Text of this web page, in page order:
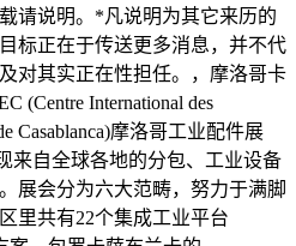
请说明。*凡说明为其它来历的
标正在于传送更多消息，并不代
对其实正在性担任。，摩洛哥卡
(Centre International des
Casablanca)摩洛哥工业配件展
来自全球各地的分包、工业设备
展会分为六大范畴，努力于满脚
里共有22个集成工业平台